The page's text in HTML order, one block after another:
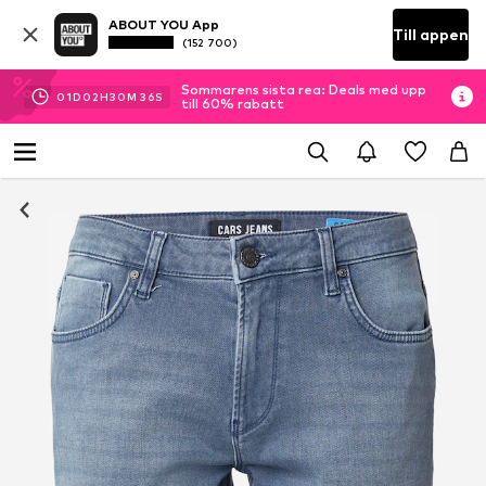
ABOUT YOU App
(152 700) Till appen
01D 02H30M 35S
Sommarens sista rea: Deals med upp
till 60% rabatt